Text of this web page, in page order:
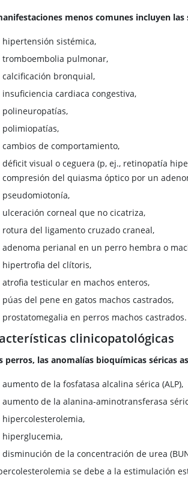
menos comunes incluyen las
hipertensión sistémica,
tromboembolia pulmonar,
calcificación bronquial,
insuficiencia cardiaca congestiva,
polineuropatías,
polimiopatías,
cambios de comportamiento,
déficit visual o ceguera (p, ej., retinopatía
compresión del quiasma óptico por un
pseudomiotonía,
ulceración corneal que no cicatriza,
rotura del ligamento cruzado craneal,
adenoma perianal en un perro hembra o
hipertrofia del clítoris,
atrofia testicular en machos enteros,
púas del pene en gatos machos castrados,
prostatomegalia en perros machos castrados.
clinicopatológicas
perros, las anomalías bioquímicas séricas
aumento de la fosfatasa alcalina sérica (ALP),
aumento de la alanina-aminotransferasa
hipercolesterolemia,
hiperglucemia,
disminución de la concentración de urea
se debe a la estimulación